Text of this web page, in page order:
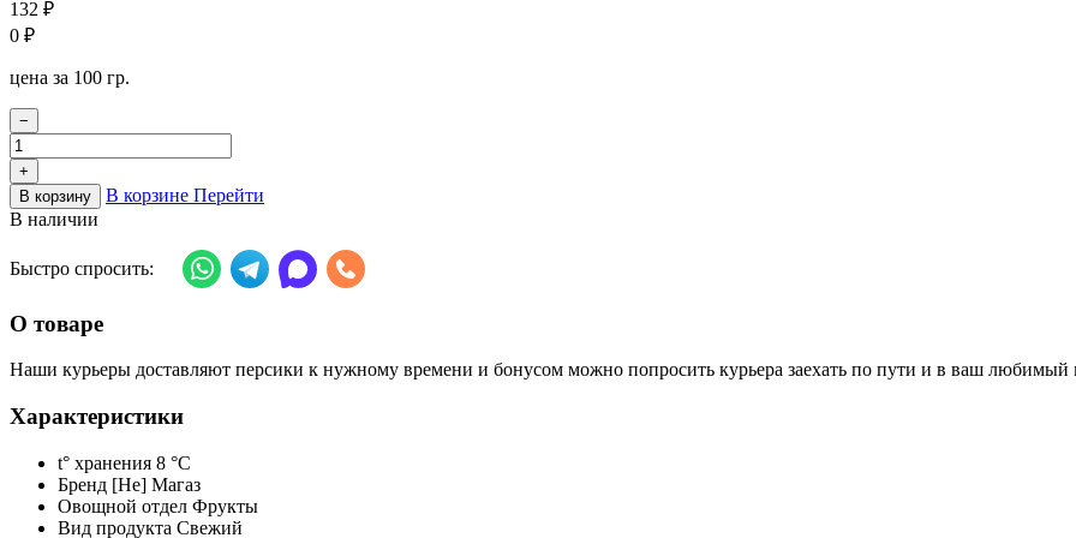
132 ₽
0 ₽
цена за 100 гр.
−
+
В корзину
В корзине Перейти
В наличии
Быстро спросить:
О товаре
Наши курьеры доставляют персики к нужному времени и бонусом можно попросить курьера заехать по пути и в ваш любимый
Характеристики
t° хранения 8 °C
Бренд [Не] Магаз
Овощной отдел Фрукты
Вид продукта Свежий